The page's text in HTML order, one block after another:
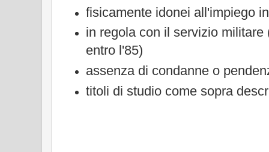
fisicamente idonei all'impiego
in regola con il servizio
entro l'85)
assenza di condanne o
titoli di studio come sopra